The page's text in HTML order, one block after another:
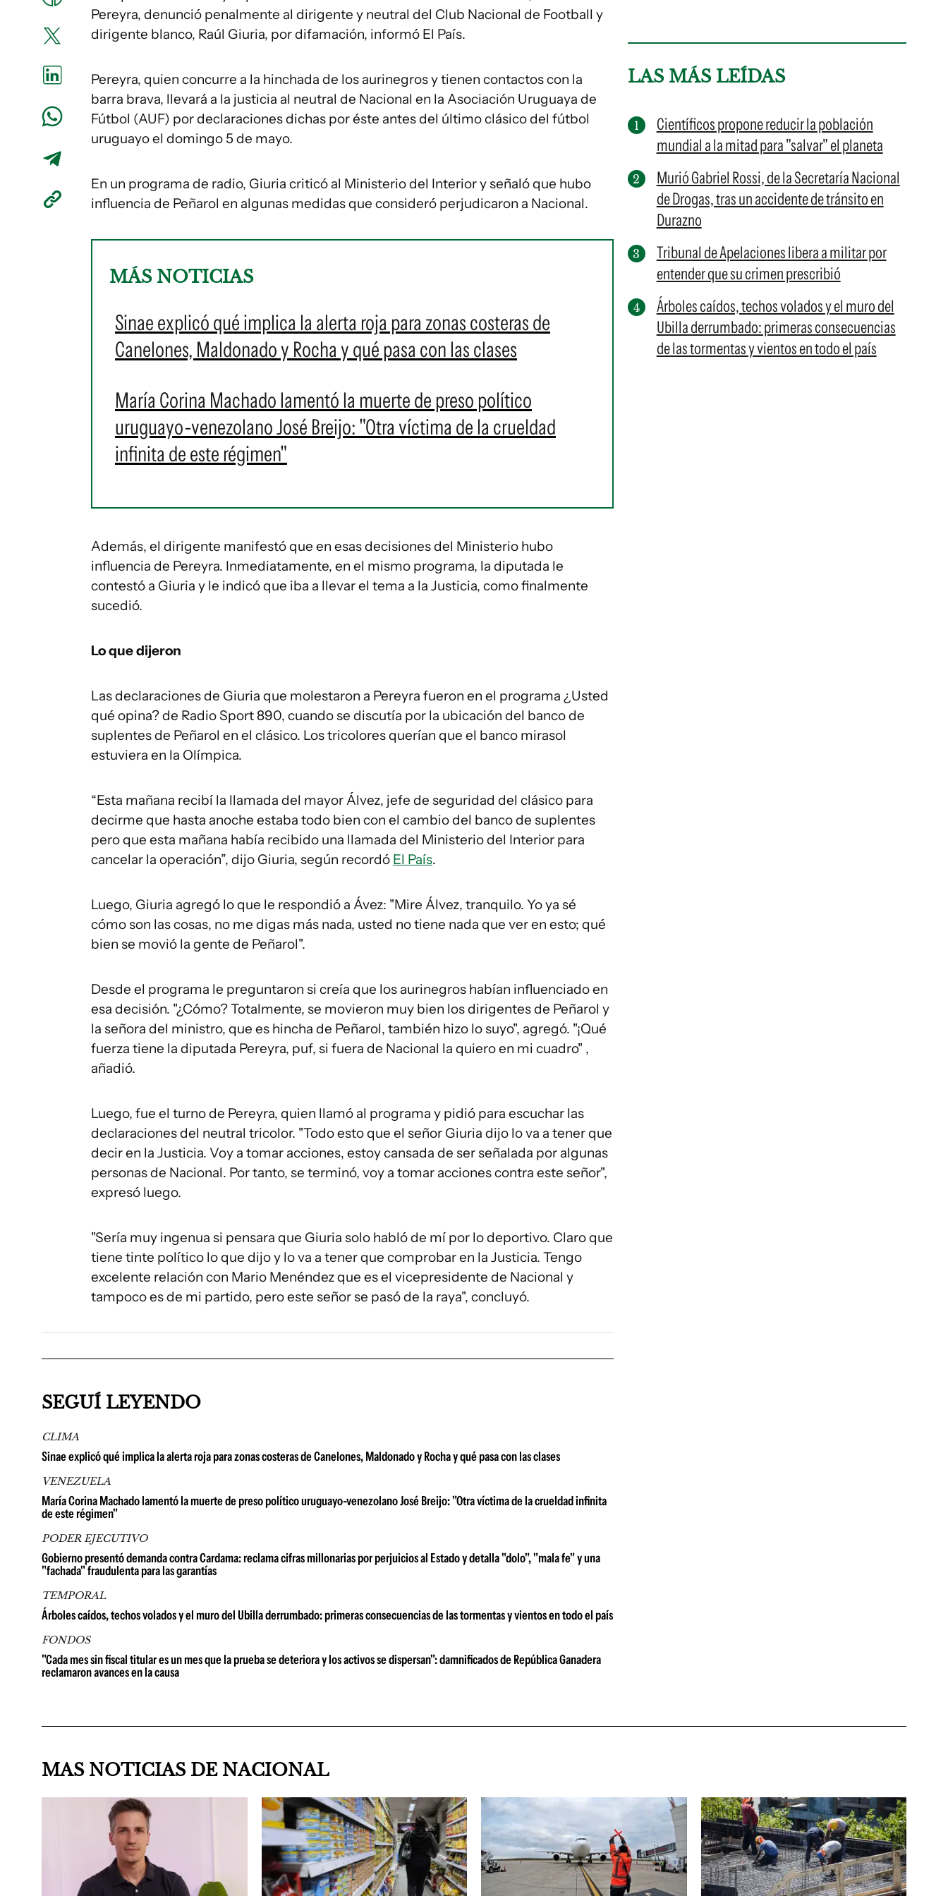
Pereyra, denunció penalmente al dirigente y neutral del Club Nacional de Football y
dirigente blanco, Raúl Giuria, por difamación, informó El País.
Pereyra, quien concurre a la hinchada de los aurinegros y tienen contactos con la
barra brava, llevará a la justicia al neutral de Nacional en la Asociación Uruguaya de
Fútbol (AUF) por declaraciones dichas por éste antes del último clásico del fútbol
uruguayo el domingo 5 de mayo.
En un programa de radio, Giuria criticó al Ministerio del Interior y señaló que hubo
influencia de Peñarol en algunas medidas que consideró perjudicaron a Nacional.
MÁS NOTICIAS
Sinae explicó qué implica la alerta roja para zonas costeras de
Canelones, Maldonado y Rocha y qué pasa con las clases
María Corina Machado lamentó la muerte de preso político
uruguayo-venezolano José Breijo: "Otra víctima de la crueldad
infinita de este régimen"
Además, el dirigente manifestó que en esas decisiones del Ministerio hubo
influencia de Pereyra. Inmediatamente, en el mismo programa, la diputada le
contestó a Giuria y le indicó que iba a llevar el tema a la Justicia, como finalmente
sucedió.
Lo que dijeron
Las declaraciones de Giuria que molestaron a Pereyra fueron en el programa ¿Usted
qué opina? de Radio Sport 890, cuando se discutía por la ubicación del banco de
suplentes de Peñarol en el clásico. Los tricolores querían que el banco mirasol
estuviera en la Olímpica.
“Esta mañana recibí la llamada del mayor Álvez, jefe de seguridad del clásico para
decirme que hasta anoche estaba todo bien con el cambio del banco de suplentes
pero que esta mañana había recibido una llamada del Ministerio del Interior para
cancelar la operación”, dijo Giuria, según recordó El País.
Luego, Giuria agregó lo que le respondió a Ávez: "Mire Álvez, tranquilo. Yo ya sé
cómo son las cosas, no me digas más nada, usted no tiene nada que ver en esto; qué
bien se movió la gente de Peñarol".
Desde el programa le preguntaron si creía que los aurinegros habían influenciado en
esa decisión. "¿Cómo? Totalmente, se movieron muy bien los dirigentes de Peñarol y
la señora del ministro, que es hincha de Peñarol, también hizo lo suyo", agregó. "¡Qué
fuerza tiene la diputada Pereyra, puf, si fuera de Nacional la quiero en mi cuadro" ,
añadió.
Luego, fue el turno de Pereyra, quien llamó al programa y pidió para escuchar las
declaraciones del neutral tricolor. "Todo esto que el señor Giuria dijo lo va a tener que
decir en la Justicia. Voy a tomar acciones, estoy cansada de ser señalada por algunas
personas de Nacional. Por tanto, se terminó, voy a tomar acciones contra este señor",
expresó luego.
"Sería muy ingenua si pensara que Giuria solo habló de mí por lo deportivo. Claro que
tiene tinte político lo que dijo y lo va a tener que comprobar en la Justicia. Tengo
excelente relación con Mario Menéndez que es el vicepresidente de Nacional y
tampoco es de mi partido, pero este señor se pasó de la raya", concluyó.
LAS MÁS LEÍDAS
Científicos propone reducir la población
mundial a la mitad para "salvar" el planeta
Murió Gabriel Rossi, de la Secretaría Nacional
de Drogas, tras un accidente de tránsito en
Durazno
Tribunal de Apelaciones libera a militar por
entender que su crimen prescribió
Árboles caídos, techos volados y el muro del
Ubilla derrumbado: primeras consecuencias
de las tormentas y vientos en todo el país
SEGUÍ LEYENDO
CLIMA
Sinae explicó qué implica la alerta roja para zonas costeras de Canelones, Maldonado y Rocha y qué pasa con las clases
VENEZUELA
María Corina Machado lamentó la muerte de preso político uruguayo-venezolano José Breijo: "Otra víctima de la crueldad infinita
de este régimen"
PODER EJECUTIVO
Gobierno presentó demanda contra Cardama: reclama cifras millonarias por perjuicios al Estado y detalla "dolo", "mala fe" y una
"fachada" fraudulenta para las garantías
TEMPORAL
Árboles caídos, techos volados y el muro del Ubilla derrumbado: primeras consecuencias de las tormentas y vientos en todo el país
FONDOS
"Cada mes sin fiscal titular es un mes que la prueba se deteriora y los activos se dispersan": damnificados de República Ganadera
reclamaron avances en la causa
MAS NOTICIAS DE NACIONAL